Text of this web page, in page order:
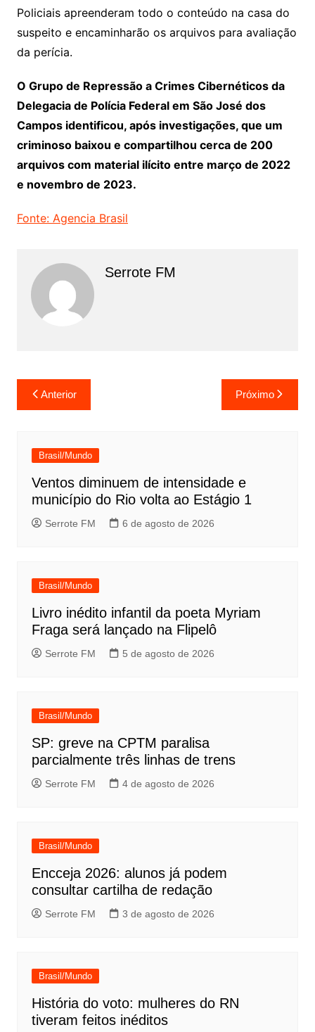
Policiais apreenderam todo o conteúdo na casa do
suspeito e encaminharão os arquivos para avaliação
da perícia.
O Grupo de Repressão a Crimes Cibernéticos da
Delegacia de Polícia Federal em São José dos
Campos identificou, após investigações, que um
criminoso baixou e compartilhou cerca de 200
arquivos com material ilícito entre março de 2022
e novembro de 2023.
Fonte: Agencia Brasil
Serrote FM
Navegação
de
Anterior Próximo
Brasil/Mundo
Ventos diminuem de intensidade e
município do Rio volta ao Estágio 1
Serrote FM 6 de agosto de 2026
Brasil/Mundo
Livro inédito infantil da poeta Myriam
Fraga será lançado na Flipelô
Serrote FM 5 de agosto de 2026
Brasil/Mundo
SP: greve na CPTM paralisa
parcialmente três linhas de trens
Serrote FM 4 de agosto de 2026
Brasil/Mundo
Encceja 2026: alunos já podem
consultar cartilha de redação
Serrote FM 3 de agosto de 2026
Brasil/Mundo
História do voto: mulheres do RN
tiveram feitos inéditos